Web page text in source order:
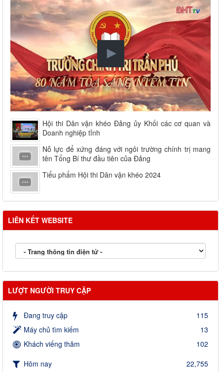
Hội thi Dân vận khéo Đảng ủy Khối các cơ quan và
Doanh nghiệp tỉnh
Nỗ lực để xứng đáng với ngôi trường chính trị mang
tên Tổng Bí thư đầu tiên của Đảng
Tiểu phẩm Hội thi Dân vận khéo 2024
LIÊN KẾT WEBSITE
LƯỢT NGƯỜI TRUY CẬP
Đang truy cập
115
Máy chủ tìm kiếm
13
Khách viếng thăm
102
Hôm nay
22,755